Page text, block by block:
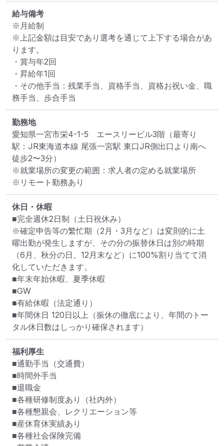
給与備考
※月給制
※上記金額は目安であり選考を通じて上下する場合があ
ります。
・賞与年2回
・昇給年1回
・その他手当：残業手当、資格手当、資格お祝い金、職
務手当、歩合手当
勤務地
愛知県一宮市栄4-1-5　エースリービル3階 （最寄り
駅：JR東海道本線 尾張一宮駅 東口JR側出口より南へ
徒歩2〜3分）
※就業場所の変更の範囲：求人者の定める就業場所
※リモート勤務あり
休日・休暇
■完全週休2日制（土日祝休み）
※確定申告等の繁忙期（2月・3月など）は変則的に土
曜出勤が発生しますが、その分の振替休日は別の時期
（6月、秋分の日、12月末など）に100%割り当てて消
化していただきます。
■年末年始休暇、夏季休暇
■GW
■有給休暇（法定通り）
■年間休日 120日以上（振休の徹底により、年間のトー
タル休日数はしっかり確保されます）
福利厚生
■通勤手当（交通費）
■時間外手当
■退職金
■各種研修制度あり（社内外）
■各種懇親会、レクリエーション等
■産休育休実績あり
■各種社会保険完備